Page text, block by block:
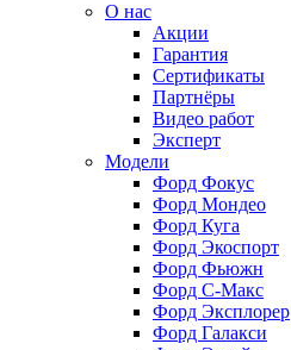
О нас
Акции
Гарантия
Сертификаты
Партнёры
Видео работ
Эксперт
Модели
Форд Фокус
Форд Мондео
Форд Куга
Форд Экоспорт
Форд Фьюжн
Форд С-Макс
Форд Эксплорер
Форд Галакси